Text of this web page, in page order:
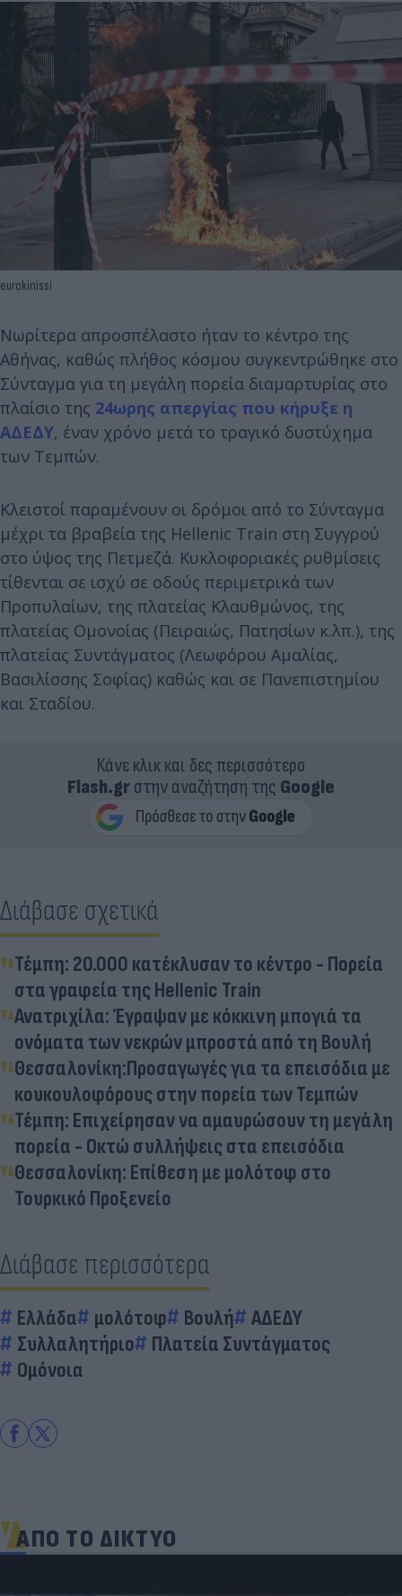
eurokinissi
Νωρίτερα απροσπέλαστο ήταν το κέντρο της
Αθήνας, καθώς πλήθος κόσμου συγκεντρώθηκε στο
Σύνταγμα για τη μεγάλη πορεία διαμαρτυρίας στο
πλαίσιο της 24ωρης απεργίας που κήρυξε η
ΑΔΕΔΥ, έναν χρόνο μετά το τραγικό δυστύχημα
των Τεμπών.
Κλειστοί παραμένουν οι δρόμοι από το Σύνταγμα
μέχρι τα βραβεία της Hellenic Train στη Συγγρού
στο ύψος της Πετμεζά. Κυκλοφοριακές ρυθμίσεις
τίθενται σε ισχύ σε οδούς περιμετρικά των
Προπυλαίων, της πλατείας Κλαυθμώνος, της
πλατείας Ομονοίας (Πειραιώς, Πατησίων κ.λπ.), της
πλατείας Συντάγματος (Λεωφόρου Αμαλίας,
Βασιλίσσης Σοφίας) καθώς και σε Πανεπιστημίου
και Σταδίου.
Κάνε κλικ και δες περισσότερο
Flash.grστην αναζήτηση της Google
Διάβασε σχετικά
Τέμπη: 20.000 κατέκλυσαν το κέντρο - Πορεία
στα γραφεία της Hellenic Train
Ανατριχίλα: Έγραψαν με κόκκινη μπογιά τα
ονόματα των νεκρών μπροστά από τη Βουλή
Θεσσαλονίκη:Προσαγωγές για τα επεισόδια με
κουκουλοφόρους στην πορεία των Τεμπών
Τέμπη: Επιχείρησαν να αμαυρώσουν τη μεγάλη
πορεία - Οκτώ συλλήψεις στα επεισόδια
Θεσσαλονίκη: Επίθεση με μολότοφ στο
Τουρκικό Προξενείο
Διάβασε περισσότερα
Ελλάδα μολότοφ Βουλή
ΑΔΕΔΥ
Συλλαλητήριο
Πλατεία Συντάγματος
Ομόνοια
ΑΠΟ ΤΟ ΔΙΚΤΥΟ